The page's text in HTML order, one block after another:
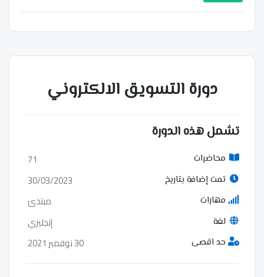
دورة التسويق الالكتروني
تشمل هذه الدورة
محاضرات 71
تمت إضافة بتاريخ 30/03/2023
مهارات مبتدئ
لغة إنجليزي
حد اقصى 30 نوفمبر 2021